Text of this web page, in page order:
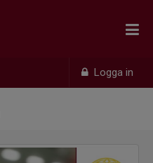
Logga in